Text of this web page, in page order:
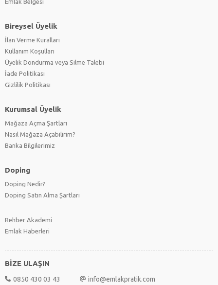
Emlak Belgesi
Bireysel Üyelik
İlan Verme Kuralları
Kullanım Koşulları
Üyelik Dondurma veya Silme Talebi
İade Politikası
Gizlilik Politikası
Kurumsal Üyelik
Mağaza Açma Şartları
Nasıl Mağaza Açabilirim?
Banka Bilgilerimiz
Doping
Doping Nedir?
Doping Satın Alma Şartları
Rehber Akademi
Emlak Haberleri
BİZE ULAŞIN
0850 430 03 43 info@emlakpratik.com